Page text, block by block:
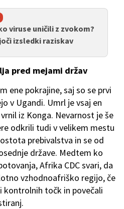
viruse uničili z zvokom?
izsledki raziskav
pred mejami držav
ene pokrajine, saj so se prvi
v Ugandi. Umrl je vsaj en
iz Konga. Nevarnost je še
odkrili tudi v velikem mestu
prebivalstva in se od
države. Medtem ko
Afrika CDC svari, da
vzhodnoafriško regijo, če
kontrolnih točk in povečali